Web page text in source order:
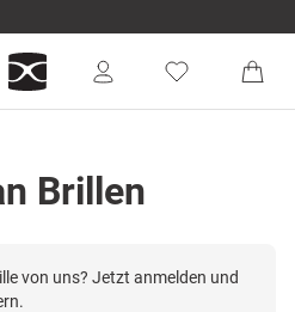
Brillen
von uns? Jetzt anmelden und